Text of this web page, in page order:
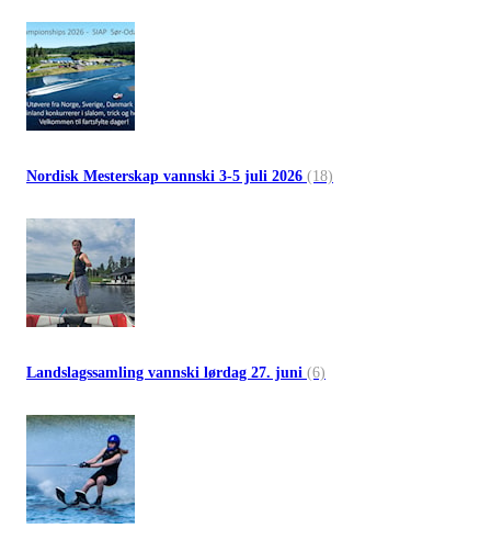
Nordisk Mesterskap vannski 3-5 juli 2026 (18)
Landslagssamling vannski lørdag 27. juni (6)